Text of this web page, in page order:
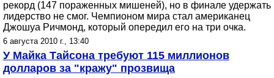
рекорд (147 пораженных мишеней), но в финале удержать
лидерство не смог. Чемпионом мира стал американец
Джошуа Ричмонд, который опередил его на три очка.
6 августа 2010 г., 13:40
У Майка Тайсона требуют 115 миллионов
долларов за "кражу" прозвища